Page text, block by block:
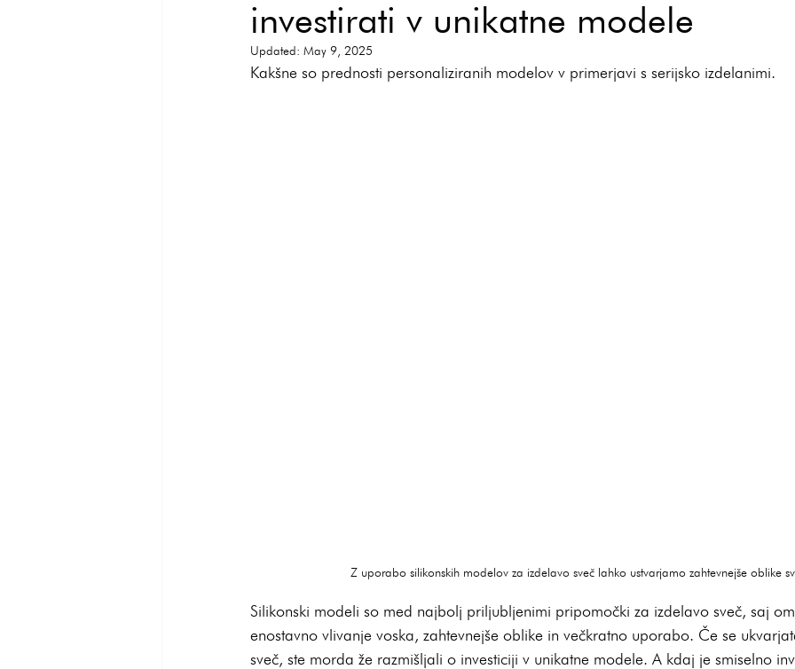
investirati v unikatne modele
Updated: May 9, 2025
Kakšne so prednosti personaliziranih modelov v primerjavi s serijsko izdelanimi.
Z uporabo silikonskih modelov za izdelavo sveč lahko ustvarjamo zahtevnejše oblike
Silikonski modeli so med najbolj priljubljenimi pripomočki za izdelavo sveč, saj
enostavno vlivanje voska, zahtevnejše oblike in večkratno uporabo. Če se
sveč, ste morda že razmišljali o investiciji v unikatne modele. A kdaj je smiselno